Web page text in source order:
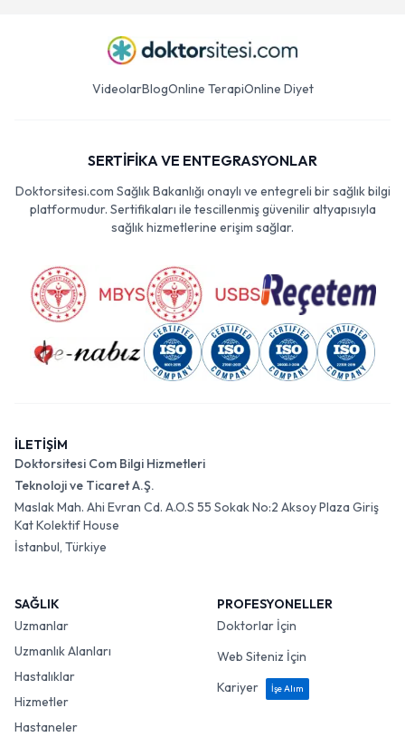
VideolarBlogOnline TerapiOnline Diyet
SERTİFİKA VE ENTEGRASYONLAR
Doktorsitesi.com Sağlık Bakanlığı onaylı ve entegreli bir sağlık bilgi
platformudur. Sertifikaları ile tescillenmiş güvenilir altyapısıyla
sağlık hizmetlerine erişim sağlar.
İLETİŞİM
Doktorsitesi Com Bilgi Hizmetleri
Teknoloji ve Ticaret A.Ş.
Maslak Mah. Ahi Evran Cd. A.O.S 55 Sokak No:2 Aksoy Plaza Giriş
Kat Kolektif House
İstanbul, Türkiye
SAĞLIK
Uzmanlar
Uzmanlık Alanları
Hastalıklar
Hizmetler
Hastaneler
PROFESYONELLER
Doktorlar İçin
Web Siteniz İçin
Kariyer
İşe Alım